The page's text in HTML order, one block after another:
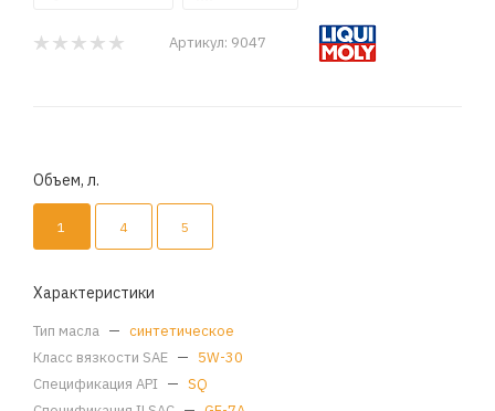
Артикул: 9047
Объем, л.
1 4 5
Характеристики
Тип масла — синтетическое
Класс вязкости SAE — 5W-30
Спецификация API — SQ